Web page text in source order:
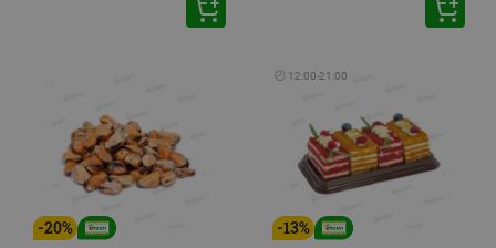
-20%
🕘 12:00-21:00
-13%